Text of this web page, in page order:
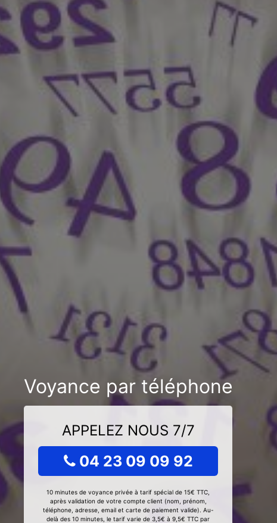
Voyance par téléphone
APPELEZ NOUS 7/7
04 23 09 09 92
10 minutes de voyance privée à tarif spécial de 15€ TTC,
après validation de votre compte client (nom, prénom,
téléphone, adresse, email et carte de paiement valide). Au-
delà des 10 minutes, le tarif varie de 3,5€ à 9,5€ TTC par